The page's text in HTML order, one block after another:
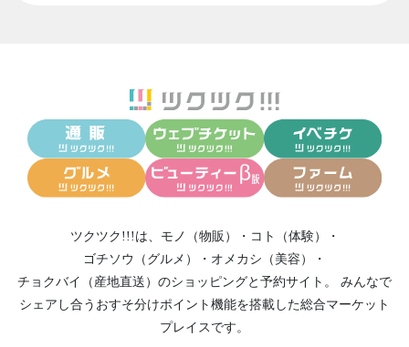
ツクツク!!!は、 モノ（物販） ・ コト（体験）
・
ゴチソウ（グルメ）
・ オメカシ（美容）
・
チョクバイ（産地直送） のショッピングと予約サイト。
みんなで
シェアし合う おすそ分けポイント機能を搭載した総合マーケット
プレイスです。